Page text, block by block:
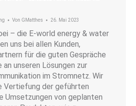
Von GMatthes 26. Mai 2023
– die E-world energy & water
uns bei allen Kunden,
für die guten Gespräche
unseren Lösungen zur
im Stromnetz. Wir
Vertiefung der geführten
Umsetzungen von geplanten